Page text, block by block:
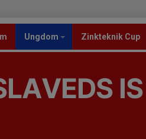
Ungdom Zinkteknik Cup
IS